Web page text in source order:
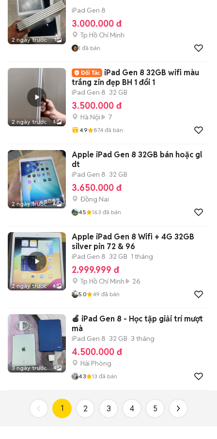
2 ngày trước 1
iPad Gen 8
3.000.000 đ
Tp Hồ Chí Minh
1 đã bán
2 ngày trước 5
iPad Gen 8 32GB wifi màu
trắng zin đẹp BH 1 đổi 1
iPad Gen 8 32 GB
3.500.000 đ
Hà Nội 7
4.9 874 đã bán
2 ngày trước 6
Apple iPad Gen 8 32GB bán hoặc gl
dt
iPad Gen 8 32 GB
3.650.000 đ
Đồng Nai
4.5 163 đã bán
2 ngày trước 6
Apple iPad Gen 8 Wifi + 4G 32GB
silver pin 72 & 96
iPad Gen 8 32 GB 1 tháng
2.999.999 đ
Tp Hồ Chí Minh 26
5.0 49 đã bán
3 ngày trước 4
🍎 iPad Gen 8 - Học tập giải trí mượt
mà
iPad Gen 8 32 GB 3 tháng
4.500.000 đ
Hải Phòng
4.3 13 đã bán
1 2 3 4 5